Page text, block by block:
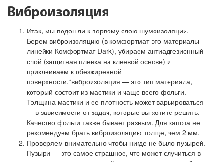
Виброизоляция
Итак, мы подошли к первому слою шумоизоляции.
Берем виброизоляцию (в комфортмат это материалы
линейки Комфортмат Dark), убираем антиадгезионный
слой (защитная пленка на клеевой основе) и
приклеиваем к обезжиренной
поверхности.*виброизоляция — это тип материала,
который состоит из мастики и чаще всего фольги.
Толщина мастики и ее плотность может варьироваться
— в зависимости от задач, которые вы хотите решить.
Качество фольги также бывает разным. Для капота не
рекомендуем брать виброизоляцию толще, чем 2 мм.
Проверяем внимательно чтобы нигде не было пузырей.
Пузыри — это самое страшное, что может случиться в